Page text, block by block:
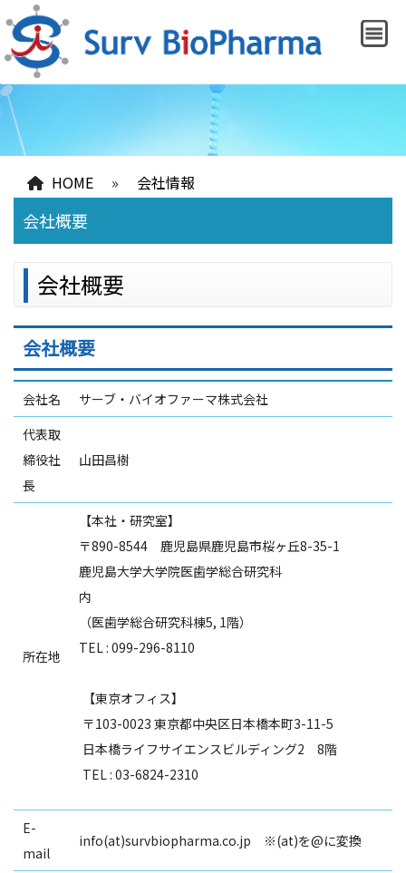
HOME » 会社情報
会社概要
会社概要
会社概要
会社名
サーブ・バイオファーマ株式会社
代表取
締役社
長
山田昌樹
所在地
【本社・研究室】
〒890-8544 鹿児島県鹿児島市桜ヶ丘8-35-1
鹿児島大学大学院医歯学総合研究科
内
（医歯学総合研究科棟5, 1階）
TEL : 099-296-8110
【東京オフィス】
〒103-0023 東京都中央区日本橋本町3-11-5
日本橋ライフサイエンスビルディング2 8階
TEL : 03-6824-2310
E-
mail
info(at)survbiopharma.co.jp ※(at)を@に変換